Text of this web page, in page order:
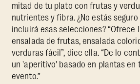
mitad de tu plato con frutas y
nutrientes y fibra. ¿No estás
incluirá esas selecciones? “Ofrece
ensalada de frutas, ensalada
verduras fácil”, dice ella. “De lo
un 'aperitivo' basado en plantas en
evento.”